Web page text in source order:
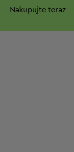
Nakupujte teraz